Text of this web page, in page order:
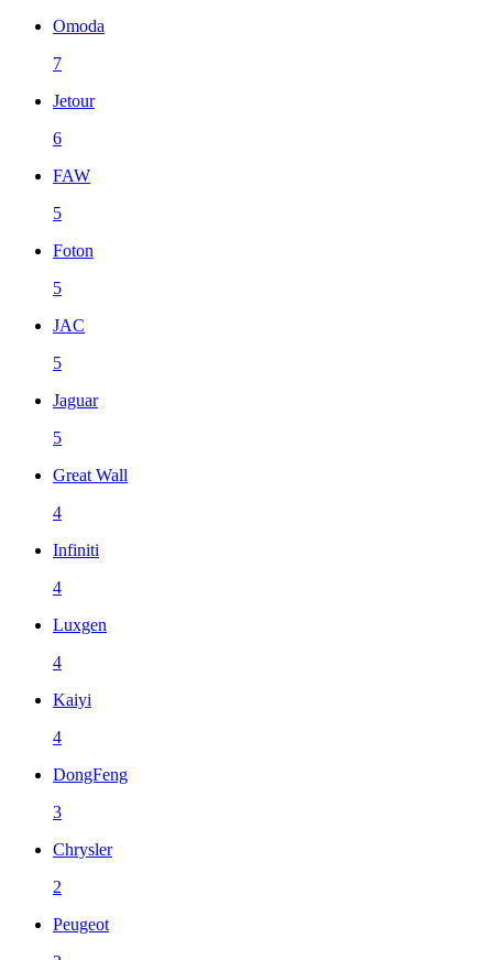
Omoda
7
Jetour
6
FAW
5
Foton
5
JAC
5
Jaguar
5
Great Wall
4
Infiniti
4
Luxgen
4
Kaiyi
4
DongFeng
3
Chrysler
2
Peugeot